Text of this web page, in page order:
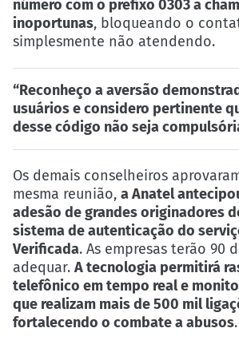
número com o prefixo 0303 a
inoportunas, bloqueando o
simplesmente não atendendo.
“Reconheço a aversão
usuários e considero pertinente
desse código não seja
Os demais conselheiros
mesma reunião, a Anatel
adesão de grandes originadores
sistema de autenticação do
Verificada. As empresas terão 90
adequar. A tecnologia permitirá
telefônico em tempo real e
que realizam mais de 500 mil
fortalecendo o combate a abusos.